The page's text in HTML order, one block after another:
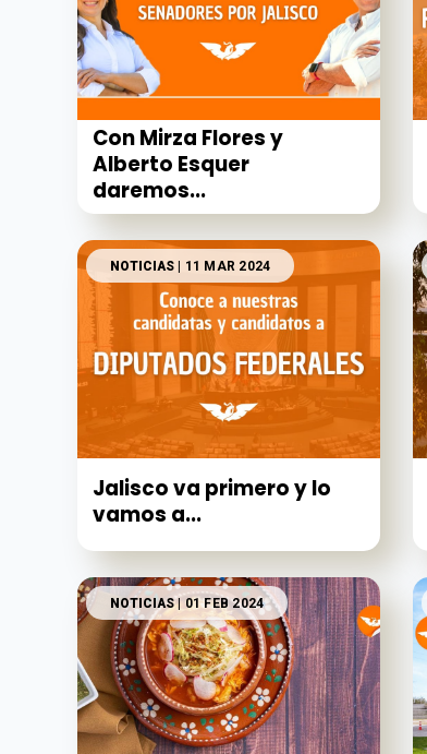
Con Mirza Flores y
Alberto Esquer
daremos...
NOTICIAS | 11 MAR 2024
Jalisco va primero y lo
vamos a...
NOTICIAS| 01 FEB 2024